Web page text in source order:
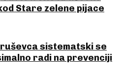
Stare zelene pijace
sistematski se
radi na prevenciji